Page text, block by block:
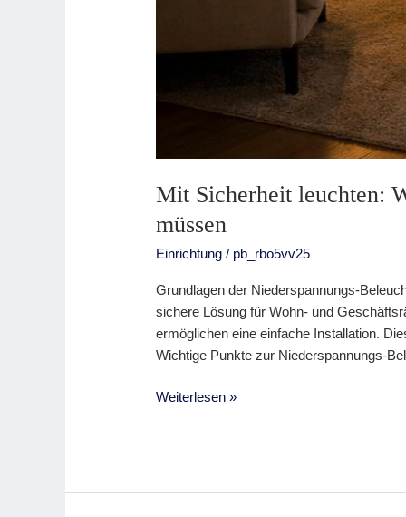
Mit Sicherheit leuchten:
müssen
Einrichtung / pb_rbo5vv25
Grundlagen der Niederspannungs-
sichere Lösung für Wohn- und
ermöglichen eine einfache Installation.
Wichtige Punkte zur Niederspannungs-
Weiterlesen »